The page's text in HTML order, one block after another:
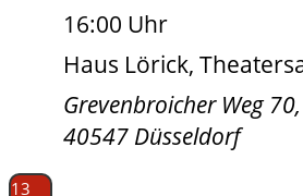
16:00 Uhr
Haus Lörick,
Grevenbroicher Weg 70,
40547 Düsseldorf
13